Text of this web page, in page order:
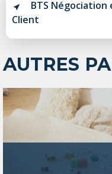
BTS
Client
AUTRES